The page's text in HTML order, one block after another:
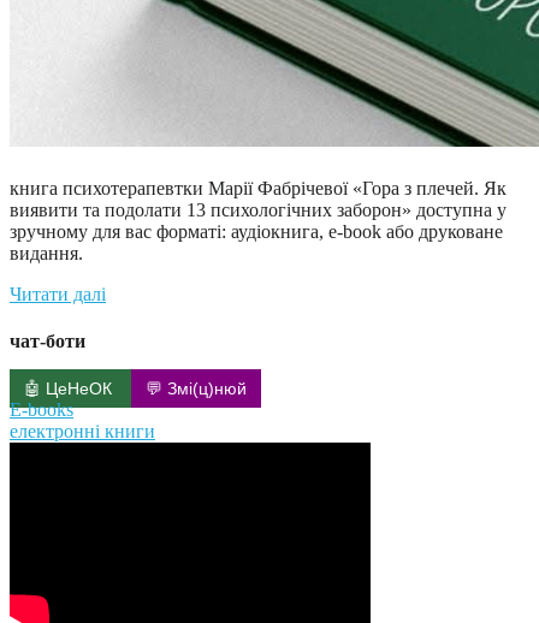
книга психотерапевтки Марії Фабрічевої «Гора з плечей. Як
виявити та подолати 13 психологічних заборон» доступна у
зручному для вас форматі: аудіокнига, e-book або друковане
видання.
Читати далі
чат-боти
🤖 ЦеНеОК 💬 Змі(ц)нюй
E-books
електронні книги